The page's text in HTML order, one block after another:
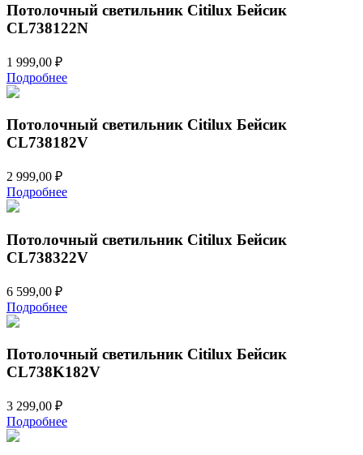
Потолочный светильник Citilux Бейсик
CL738122N
1 999,00 ₽
Подробнее
Потолочный светильник Citilux Бейсик
CL738182V
2 999,00 ₽
Подробнее
Потолочный светильник Citilux Бейсик
CL738322V
6 599,00 ₽
Подробнее
Потолочный светильник Citilux Бейсик
CL738K182V
3 299,00 ₽
Подробнее